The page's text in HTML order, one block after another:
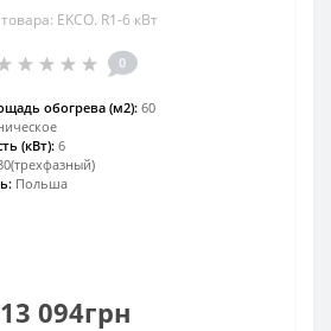
EKCO. R1-6 кВт
0
обогрева (м2): 60
(кВт): 6
Польша
13 094грн